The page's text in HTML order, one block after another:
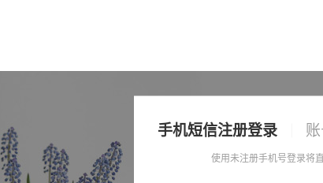
手机短信注册登录
使用未注册手机号登录将